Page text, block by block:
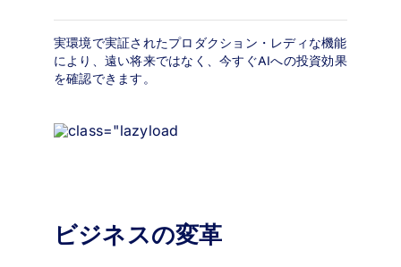
実環境で実証されたプロダクション・レディな機能
により、遠い将来ではなく、今すぐAIへの投資効果
を確認できます。
ビジネスの変革